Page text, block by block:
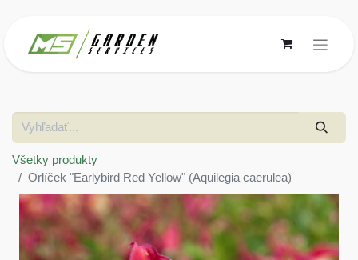
Všetky produkty
Orlíček "Earlybird Red Yellow" (Aquilegia caerulea)